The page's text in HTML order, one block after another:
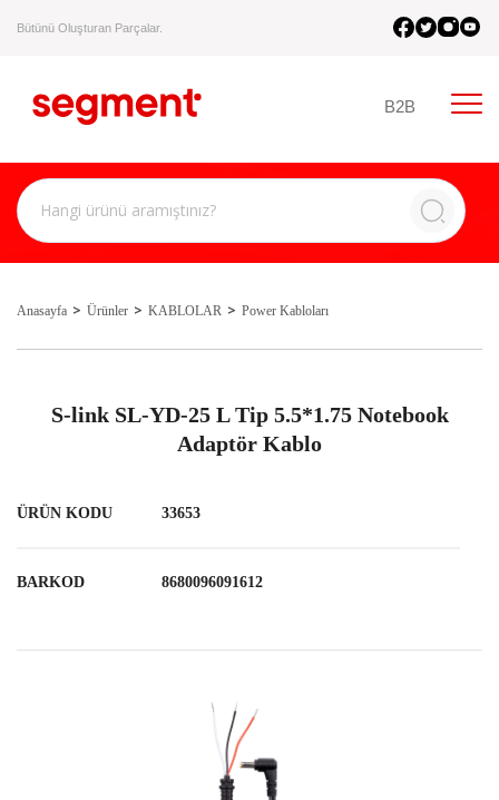
Bütünü Oluşturan Parçalar.
B2B
Anasayfa Ürünler KABLOLAR Power Kabloları
S-link SL-YD-25 L Tip 5.5*1.75 Notebook
Adaptör Kablo
ÜRÜN KODU 33653
BARKOD 8680096091612